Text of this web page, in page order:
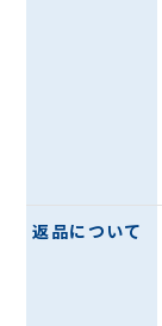
返品について